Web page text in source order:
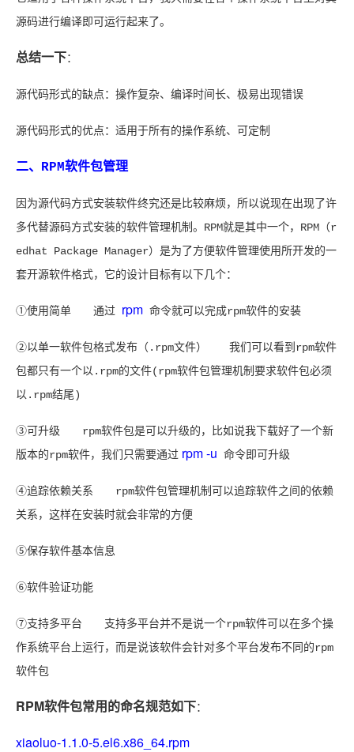
源码进行编译即可运行起来了。
总结一下：
源代码形式的缺点：操作复杂、编译时间长、极易出现错误
源代码形式的优点：适用于所有的操作系统、可定制
二、RPM软件包管理
因为源代码方式安装软件终究还是比较麻烦，所以说现在出现了许
多代替源码方式安装的软件管理机制。RPM就是其中一个，RPM（r
edhat Package Manager）是为了方便软件管理使用所开发的一
套开源软件格式，它的设计目标有以下几个：
①使用简单 通过 rpm 命令就可以完成rpm软件的安装
②以单一软件包格式发布（.rpm文件） 我们可以看到rpm软件
包都只有一个以.rpm的文件(rpm软件包管理机制要求软件包必须
以.rpm结尾)
③可升级 rpm软件包是可以升级的，比如说我下载好了一个新
版本的rpm软件，我们只需要通过 rpm -u 命令即可升级
④追踪依赖关系 rpm软件包管理机制可以追踪软件之间的依赖
关系，这样在安装时就会非常的方便
⑤保存软件基本信息
⑥软件验证功能
⑦支持多平台 支持多平台并不是说一个rpm软件可以在多个操
作系统平台上运行，而是说该软件会针对多个平台发布不同的rpm
软件包
RPM软件包常用的命名规范如下：
xiaoluo-1.1.0-5.el6.x86_64.rpm